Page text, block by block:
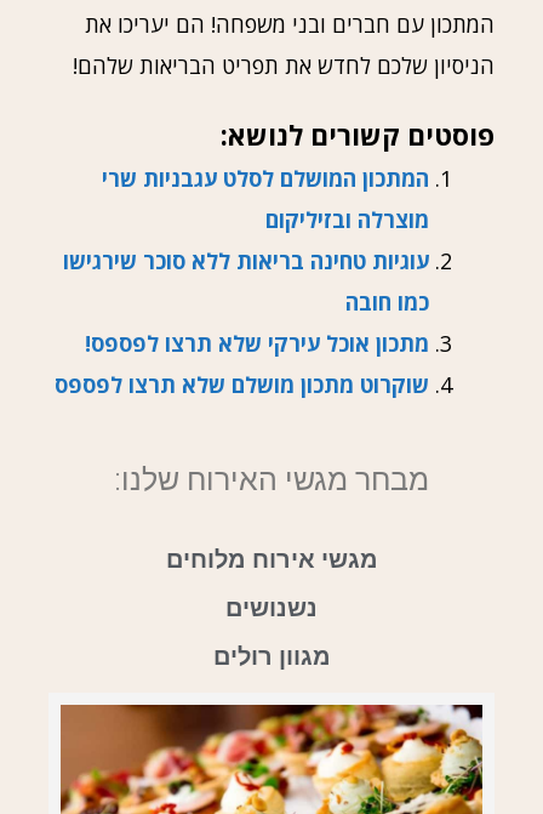
המתכון עם חברים ובני משפחה! הם יעריכו את
הניסיון שלכם לחדש את תפריט הבריאות שלהם!
פוסטים קשורים לנושא:
המתכון המושלם לסלט עגבניות שרי
מוצרלה ובזיליקום
עוגיות טחינה בריאות ללא סוכר שירגישו
כמו חובה
מתכון אוכל עירקי שלא תרצו לפספס!
שוקרוט מתכון מושלם שלא תרצו לפספס
מבחר מגשי האירוח שלנו:
מגשי אירוח מלוחים
נשנושים
מגוון רולים